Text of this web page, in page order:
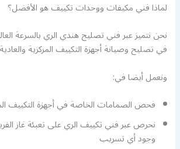
لماذا فني مكيفات ووحدات تكييف هو الأفضل؟
نحن نتميز عبر فني تصليح هندي الري بالسرعة
في تصليح وصيانة أجهزة التكييف المركزية والعادية
ونعمل أيضا في:
فحص الصمامات الخاصة في أجهزة التكييف
نحرص عبر فني تكييف الري على تعبئة غاز
وجود أي تسريب